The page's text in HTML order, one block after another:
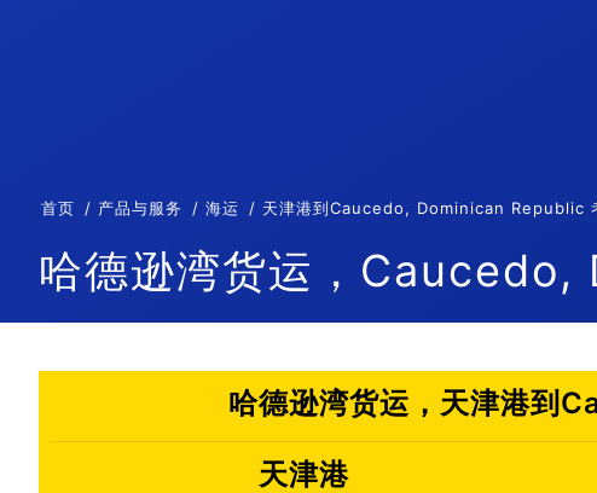
首页 产品与服务 海运 天津港到Caucedo, Dominican Republic
哈德逊湾货运，
哈德逊湾货运，天津港到
天津港